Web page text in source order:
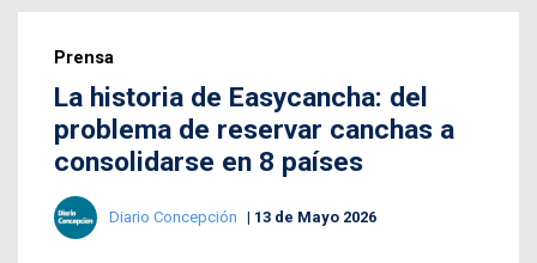
Prensa
La historia de Easycancha: del
problema de reservar canchas a
consolidarse en 8 países
Diario Concepción 13 de Mayo 2026